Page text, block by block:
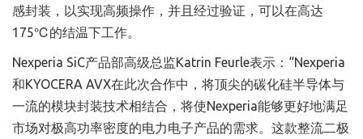
感封装，以实现高频操作，并且经过验证，可以在高达
175℃的结温下工作。
Nexperia SiC产品部高级总监Katrin Feurle表示：“Nexperia
和KYOCERA AVX在此次合作中，将顶尖的碳化硅半导体与
一流的模块封装技术相结合，将使Nexperia能够更好地满足
市场对极高功率密度的电力电子产品的需求。这款整流二极